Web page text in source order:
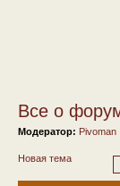
Все о
Модератор: Pivoman
Новая тема